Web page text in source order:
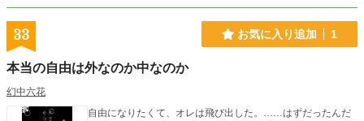
33 お気に入り追加 1
本当の自由は外なのか中なのか
幻中六花
自由になりたくて、オレは飛び出した。……はずだったんだ